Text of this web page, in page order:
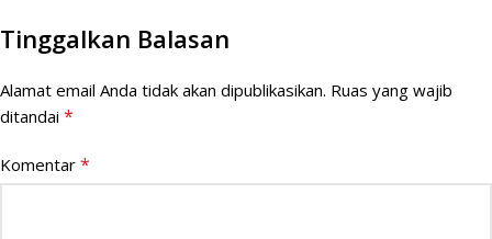
Tinggalkan Balasan
Alamat email Anda tidak akan dipublikasikan. Ruas yang wajib
ditandai *
Komentar *